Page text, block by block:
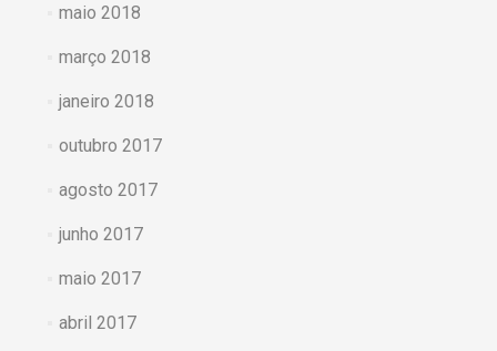
maio 2018
março 2018
janeiro 2018
outubro 2017
agosto 2017
junho 2017
maio 2017
abril 2017